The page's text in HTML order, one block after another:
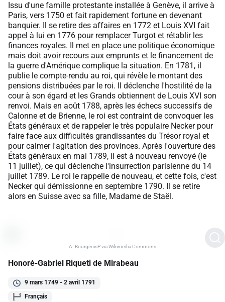
Issu d'une famille protestante installée à Genève, il arrive à
Paris, vers 1750 et fait rapidement fortune en devenant
banquier. Il se retire des affaires en 1772 et Louis XVI fait
appel à lui en 1776 pour remplacer Turgot et rétablir les
finances royales. Il met en place une politique économique
mais doit avoir recours aux emprunts et le financement de
la guerre d'Amérique complique la situation. En 1781, il
publie le compte-rendu au roi, qui révèle le montant des
pensions distribuées par le roi. Il déclenche l'hostilité de la
cour à son égard et les Grands obtiennent de Louis XVI son
renvoi. Mais en août 1788, après les échecs successifs de
Calonne et de Brienne, le roi est contraint de convoquer les
États généraux et de rappeler le très populaire Necker pour
faire face aux difficultés grandissantes du Trésor royal et
pour calmer l'agitation des provinces. Après l'ouverture des
États généraux en mai 1789, il est à nouveau renvoyé (le
11 juillet), ce qui déclenche l'insurrection parisienne du 14
juillet 1789. Le roi le rappelle de nouveau, et cette fois, c'est
Necker qui démissionne en septembre 1790. Il se retire
alors en Suisse avec sa fille, Madame de Staël.
A. BourgeoisP via Wikimedia Commons
Honoré-Gabriel Riqueti de Mirabeau
9 mars 1749 - 2 avril 1791
Français